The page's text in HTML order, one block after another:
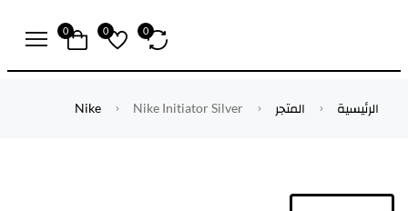
0
0
0
الرئيسية المتجر Nike Nike Initiator Silver